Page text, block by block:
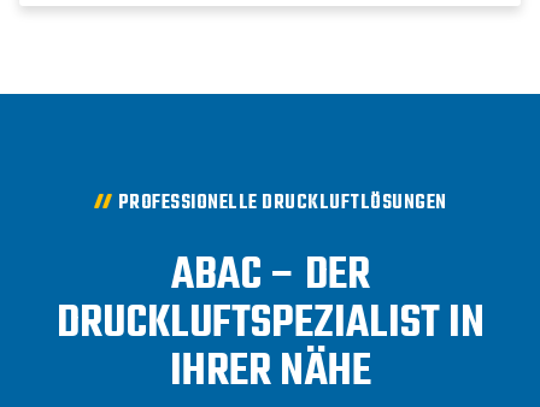
PROFESSIONELLE DRUCKLUFTLÖSUNGEN
ABAC – DER
DRUCKLUFTSPEZIALIST IN
IHRER NÄHE